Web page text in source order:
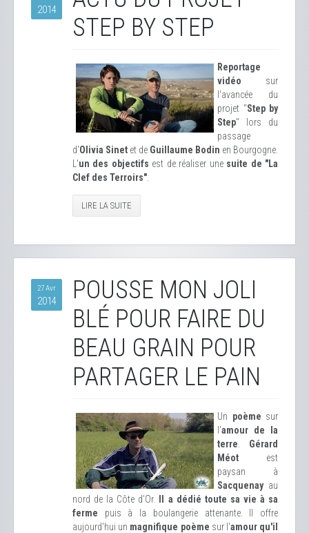
2014
STEP BY STEP
Reportage
vidéo sur
l'avancée du
projet "Step by
Step" lors du
passage
d'Olivia Sinet et de Guillaume Bodin en Bourgogne.
L'un des objectifs est de réaliser une suite de "La
Clef des Terroirs"
LIRE LA SUITE
27 Avr
2014
POUSSE MON JOLI
BLÉ POUR FAIRE DU
BEAU GRAIN POUR
PARTAGER LE PAIN
Un poème sur
l'amour de la
terre
Gérard
Méot est
paysan à
Sacquenayau
nord de la Côte d'Or.
Il a dédié toute sa vie à sa
ferme puis à la boulangerie attenante. Il offre
aujourd'hui un magnifique poème sur l'amour qu'il